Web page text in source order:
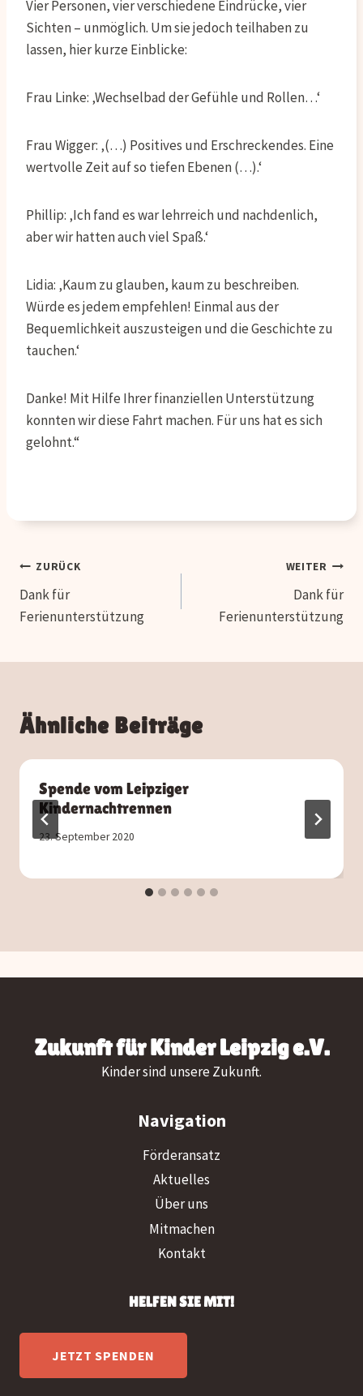
Vier Personen, vier verschiedene Eindrücke, vier
Sichten – unmöglich. Um sie jedoch teilhaben zu
lassen, hier kurze Einblicke:
Frau Linke: ‚Wechselbad der Gefühle und Rollen…‘
Frau Wigger: ‚(…) Positives und Erschreckendes. Eine
wertvolle Zeit auf so tiefen Ebenen (…).‘
Phillip: ‚Ich fand es war lehrreich und nachdenlich,
aber wir hatten auch viel Spaß.‘
Lidia: ‚Kaum zu glauben, kaum zu beschreiben.
Würde es jedem empfehlen! Einmal aus der
Bequemlichkeit auszusteigen und die Geschichte zu
tauchen.‘
Danke! Mit Hilfe Ihrer finanziellen Unterstützung
konnten wir diese Fahrt machen. Für uns hat es sich
gelohnt.“
Beitragsnavigation
ZURÜCK
Dank für
Ferienunterstützung
WEITER
Dank für
Ferienunterstützung
Ähnliche Beiträge
Spende vom Leipziger
Kindernachtrennen
23. September 2020
Zukunft für Kinder Leipzig e.V.
Kinder sind unsere Zukunft.
Navigation
Förderansatz
Aktuelles
Über uns
Mitmachen
Kontakt
HELFEN SIE MIT!
JETZT SPENDEN